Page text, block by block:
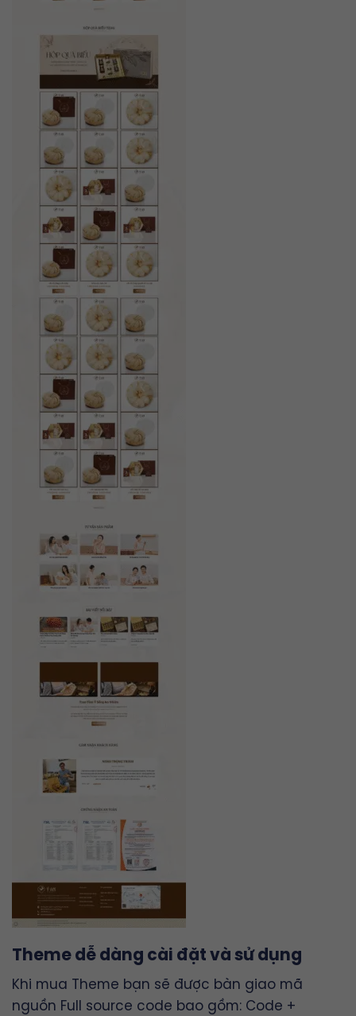
Theme dễ dàng cài đặt và sử dụng
Khi mua Theme bạn sẽ được bàn giao mã
nguồn Full source code bao gồm: Code +